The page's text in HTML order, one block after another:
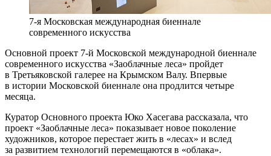
7-я Московская международная биеннале
современного искусства
Основной проект 7-й Московской международной биеннале
современного искусства «Заоблачные леса» пройдет
в Третьяковской галерее на Крымском Валу. Впервые
в истории Московской биеннале она продлится четыре
месяца.
Куратор Основного проекта Юко Хасегава рассказала, что
проект «Заоблачные леса» показывает новое поколение
художников, которое перестает жить в «лесах» и вслед
за развитием технологий перемещаются в «облака».